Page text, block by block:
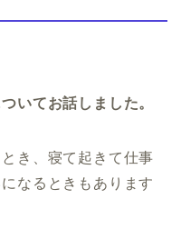
いてお話しました。
き、寝て起きて仕事
なるときもあります